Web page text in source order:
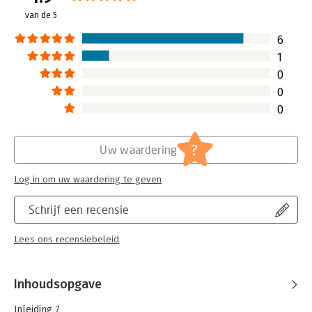
Hoofdrubriek:
Jongbloed:
Bestuurskunde
van de 5
6
1
0
0
0
Schrijf een recensie
Lees ons recensiebeleid
Uw waardering ?
Log in om uw waardering te geven
Inhoudsopgave
Inleiding 7